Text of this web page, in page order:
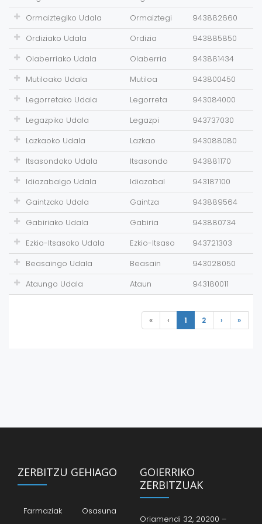
« ‹ 1 2 › »
Ormaiztegiko Udala
Ormaiztegi
943882660
Ordiziako Udala
Ordizia
943885850
Olaberriako Udala
Olaberria
943881434
Mutiloako Udala
Mutiloa
943800450
Legorretako Udala
Legorreta
943084000
Legazpiko Udala
Legazpi
943737030
Lazkaoko Udala
Lazkao
943088080
Itsasondoko Udala
Itsasondo
943881170
Idiazabalgo Udala
Idiazabal
943187100
Gaintzako Udala
Gaintza
943889564
Gabiriako Udala
Gabiria
943880734
Ezkio-Itsasoko Udala
Ezkio-Itsaso
943721303
Beasaingo Udala
Beasain
943028050
Ataungo Udala
Ataun 943180011
ZERBITZU GEHIAGO
Farmaziak Osasuna
GOIERRIKO
ZERBITZUAK
Oriamendi 32, 20200 –